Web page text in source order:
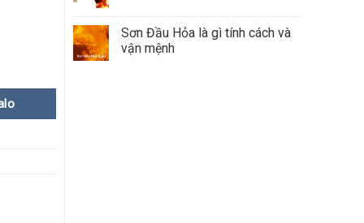
Sơn Đầu Hỏa là gì tính cách và
vận mệnh